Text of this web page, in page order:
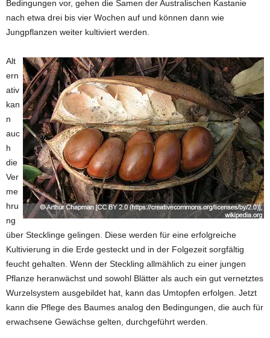
Bedingungen vor, gehen die Samen der Australischen Kastanie
nach etwa drei bis vier Wochen auf und können dann wie
Jungpflanzen weiter kultiviert werden.
Alt
ern
ativ
kan
n
auc
h
die
Ver
me
hru
ng
über Stecklinge gelingen. Diese werden für eine erfolgreiche
Kultivierung in die Erde gesteckt und in der Folgezeit sorgfältig
feucht gehalten. Wenn der Steckling allmählich zu einer jungen
Pflanze heranwächst und sowohl Blätter als auch ein gut vernetztes
Wurzelsystem ausgebildet hat, kann das Umtopfen erfolgen. Jetzt
kann die Pflege des Baumes analog den Bedingungen, die auch für
erwachsene Gewächse gelten, durchgeführt werden.